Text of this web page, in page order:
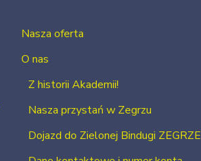
Nasza oferta
O nas
Z historii Akademii!
Nasza przystań w Zegrzu
Dojazd do Zielonej Bindugi ZEGRZE